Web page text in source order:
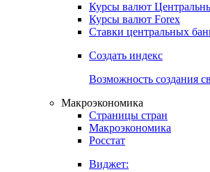
Индикаторы рынка
Поиск индексов
Криптовалюты
Курсы валют
Курсы валют Forex
Ставки центральных
Создать индекс
Возможность создания
Макроэкономика
Страницы стран